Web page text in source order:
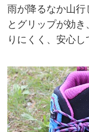
雨が降るなか山行
とグリップが効
りにくく、安心し